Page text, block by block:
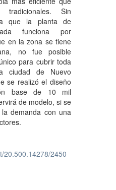
Sin
que la planta de
funciona por
en la zona se tiene
no fue posible
para cubrir toda
ciudad de Nuevo
se realizó el diseño
base de 10 mil
de modelo, si se
demanda con una
20.500.14278/2450